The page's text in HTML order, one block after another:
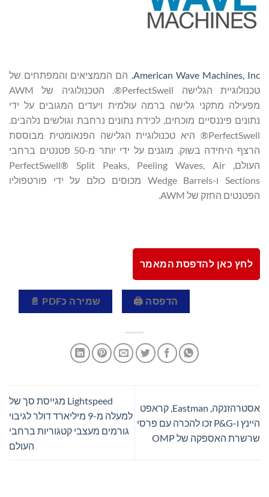
American Wave Machines, Inc. הם הממציאים והמפתחים של
טכנולוגיית הגלישה PerfectSwell®. הטכנולוגיה של AWM
מפעילה מתקני גלישה ברמה עולמית ויעדים המגובים על ידי
נתונים פיננסיים מוכחים, לכידת נתונים נרחבת וגולשים נלהבים.
PerfectSwell® היא טכנולוגיית הגלישה הפנאומטית מבוססת
הרצף היחידה בשוק. מוגנים על ידי יותר מ-50 פטנטים ברחבי
העולם, PerfectSwell® Split Peaks, Peeling Waves, Air
Sections ו-Wedge Barrels מכוסים כולם על ידי פורטפוליו
הפטנטים החזק של AWM.
לחץ כאן להדפסת המאמר
הדפסה 🖨 שמירה כPDF 📄
אסטרהזנקה, Eastman, קראפט
היינץ ו-P&G זכו להכרה עם פרסי
שרשרת האספקה ​​של OMP
Lightspeed מגייסת סך של
למעלה מ-9 מיליארד דולר לגיבוי
גורמים מעצבי קטגוריות ברחבי
העולם